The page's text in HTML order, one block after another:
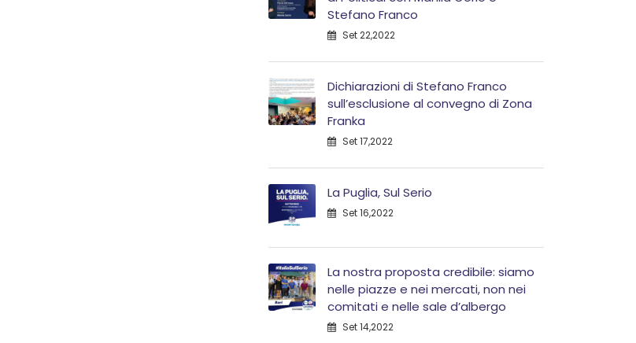
Stefano Franco
Set 22,2022
Dichiarazioni di Stefano Franco
sull’esclusione al convegno di Zona
Franka
Set 17,2022
La Puglia, Sul Serio
Set 16,2022
La nostra proposta credibile: siamo
nelle piazze e nei mercati, non nei
comitati e nelle sale d’albergo
Set 14,2022